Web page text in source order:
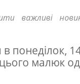
важливі
понеділок,
малюк